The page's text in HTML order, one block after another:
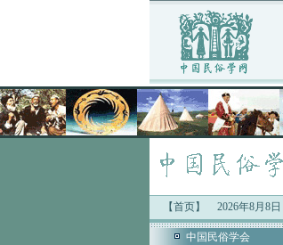
【首页】 2026年8月8
中国民俗学会